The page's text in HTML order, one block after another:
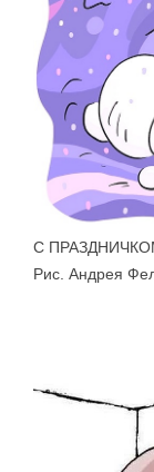
С
Рис. Андрея